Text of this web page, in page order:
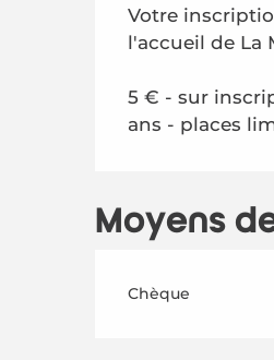
Votre
l'accueil de La
5 € - sur
ans - places
Moyens
Chèque